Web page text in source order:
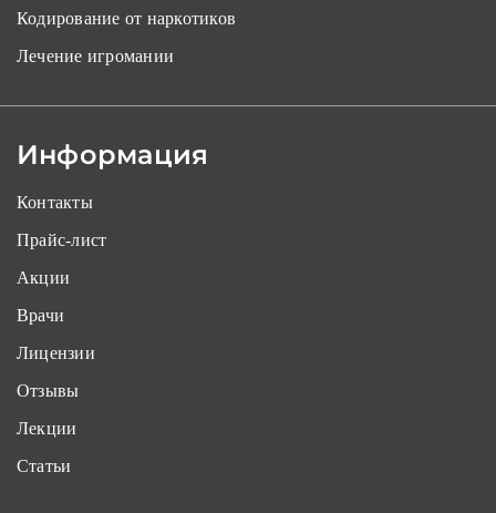
Кодирование от наркотиков
Лечение игромании
Информация
Контакты
Прайс-лист
Акции
Врачи
Лицензии
Отзывы
Лекции
Статьи